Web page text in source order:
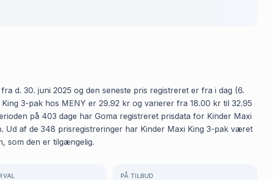
d. 30. juni 2025 og den seneste pris registreret er fra i dag (6.
3-pak hos MENY er 29.92 kr og varierer fra 18.00 kr til 32.95
på 403 dage har Goma registreret prisdata for Kinder Maxi
Ud af de 348 prisregistreringer har Kinder Maxi King 3-pak været
som den er tilgængelig.
PÅ TILBUD